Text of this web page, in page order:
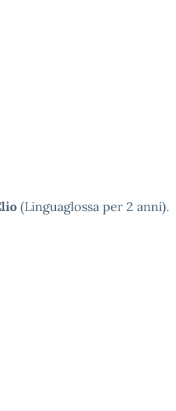
(Linguaglossa per 2 anni).